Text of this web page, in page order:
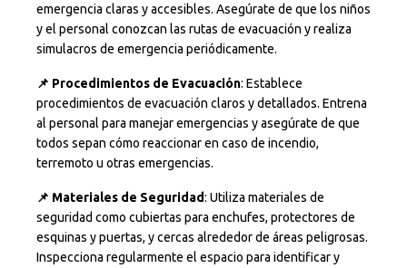
emergencia claras y accesibles. Asegúrate de que los niños
y el personal conozcan las rutas de evacuación y realiza
simulacros de emergencia periódicamente.
📌 Procedimientos de Evacuación: Establece
procedimientos de evacuación claros y detallados. Entrena
al personal para manejar emergencias y asegúrate de que
todos sepan cómo reaccionar en caso de incendio,
terremoto u otras emergencias.
📌 Materiales de Seguridad: Utiliza materiales de
seguridad como cubiertas para enchufes, protectores de
esquinas y puertas, y cercas alrededor de áreas peligrosas.
Inspecciona regularmente el espacio para identificar y